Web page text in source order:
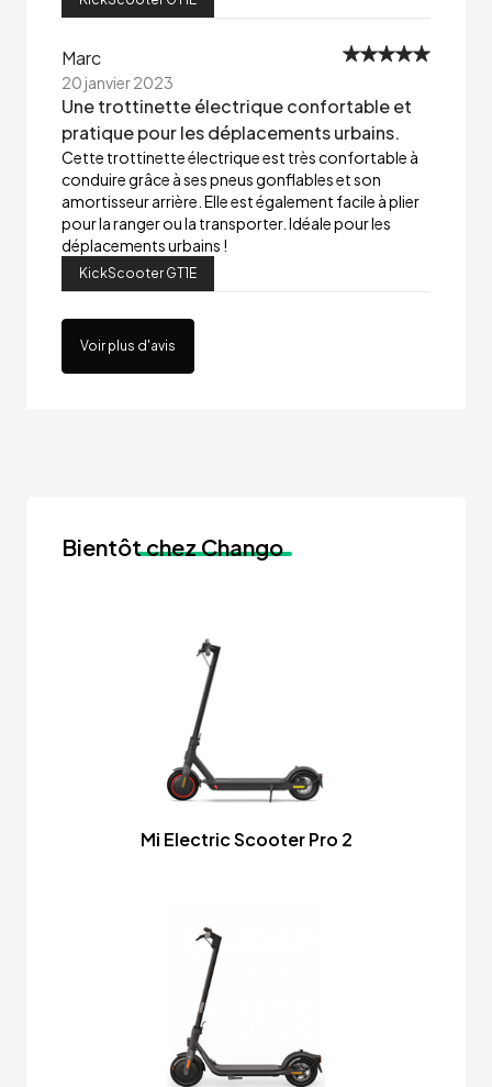
Marc
20 janvier 2023
Une trottinette électrique confortable et
pratique pour les déplacements urbains.
Cette trottinette électrique est très confortable à
conduire grâce à ses pneus gonflables et son
amortisseur arrière. Elle est également facile à plier
pour la ranger ou la transporter. Idéale pour les
déplacements urbains !
KickScooter GT1E
Voir plus d'avis
Bientôtchez Chango
Mi Electric Scooter Pro 2